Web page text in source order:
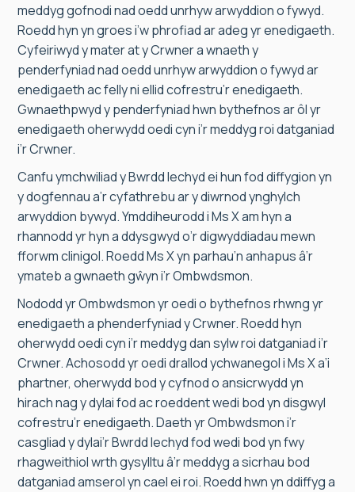
meddyg gofnodi nad oedd unrhyw arwyddion o fywyd.
Roedd hyn yn groes i’w phrofiad ar adeg yr enedigaeth.
Cyfeiriwyd y mater at y Crwner a wnaeth y
penderfyniad nad oedd unrhyw arwyddion o fywyd ar
enedigaeth ac felly ni ellid cofrestru’r enedigaeth.
Gwnaethpwyd y penderfyniad hwn bythefnos ar ôl yr
enedigaeth oherwydd oedi cyn i’r meddyg roi datganiad
i’r Crwner.
Canfu ymchwiliad y Bwrdd Iechyd ei hun fod diffygion yn
y dogfennau a’r cyfathrebu ar y diwrnod ynghylch
arwyddion bywyd. Ymddiheurodd i Ms X am hyn a
rhannodd yr hyn a ddysgwyd o’r digwyddiadau mewn
fforwm clinigol. Roedd Ms X yn parhau’n anhapus â’r
ymateb a gwnaeth gŵyn i’r Ombwdsmon.
Nododd yr Ombwdsmon yr oedi o bythefnos rhwng yr
enedigaeth a phenderfyniad y Crwner. Roedd hyn
oherwydd oedi cyn i’r meddyg dan sylw roi datganiad i’r
Crwner. Achosodd yr oedi drallod ychwanegol i Ms X a’i
phartner, oherwydd bod y cyfnod o ansicrwydd yn
hirach nag y dylai fod ac roeddent wedi bod yn disgwyl
cofrestru’r enedigaeth. Daeth yr Ombwdsmon i’r
casgliad y dylai’r Bwrdd Iechyd fod wedi bod yn fwy
rhagweithiol wrth gysylltu â’r meddyg a sicrhau bod
datganiad amserol yn cael ei roi. Roedd hwn yn ddiffyg a